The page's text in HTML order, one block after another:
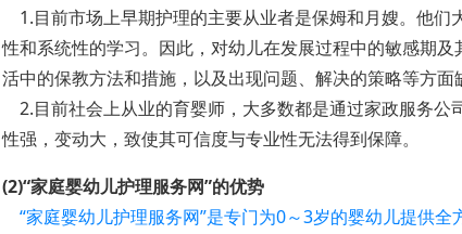
1.目前市场上早期护理的主要从业者是保姆和月嫂。他们
性和系统性的学习。因此，对幼儿在发展过程中的敏感期及
活中的保教方法和措施，以及出现问题、解决的策略等方面
2.目前社会上从业的育婴师，大多数都是通过家政服务公
性强，变动大，致使其可信度与专业性无法得到保障。
(2)“家庭婴幼儿护理服务网”的优势
“家庭婴幼儿护理服务网”是专门为0～3岁的婴幼儿提供